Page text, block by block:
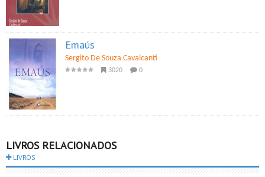
Emaús
Sergito De Souza Cavalcanti
3020 0
LIVROS RELACIONADOS
LIVROS